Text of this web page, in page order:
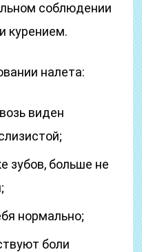
соблюдении
курением.
налета:
виден
зубов, больше не
нормально;
боли